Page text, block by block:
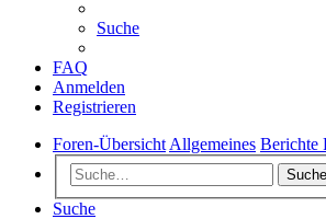
Suche
FAQ
Anmelden
Registrieren
Foren-Übersicht Allgemeines Berichte
Suche
Suche